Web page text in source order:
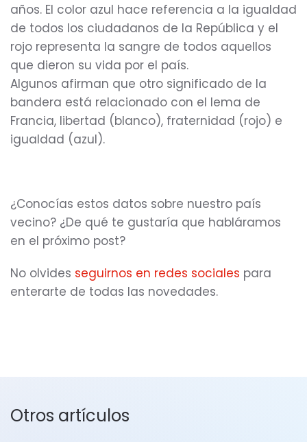
años. El color azul hace referencia a la igualdad
de todos los ciudadanos de la República y el
rojo representa la sangre de todos aquellos
que dieron su vida por el país.
Algunos afirman que otro significado de la
bandera está relacionado con el lema de
Francia, libertad (blanco), fraternidad (rojo) e
igualdad (azul).
¿Conocías estos datos sobre nuestro país
vecino? ¿De qué te gustaría que habláramos
en el próximo post?
No olvides seguirnos en redes sociales para
enterarte de todas las novedades.
Otros artículos